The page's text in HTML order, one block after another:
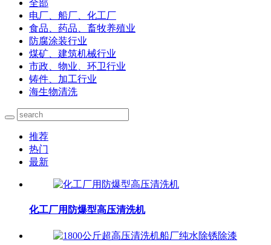
全部
电厂、船厂、化工厂
食品、药品、畜牧养殖业
防腐涂装行业
煤矿、建筑机械行业
市政、物业、环卫行业
铸件、加工行业
海生物清洗
推荐
热门
最新
化工厂用防爆型高压清洗机